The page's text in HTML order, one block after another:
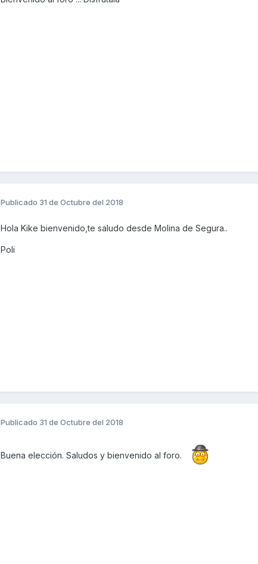
Publicado 31 de Octubre del 2018
Hola Kike bienvenido,te saludo desde Molina de Segura..
Poli
Publicado 31 de Octubre del 2018
Buena elección. Saludos y bienvenido al foro.